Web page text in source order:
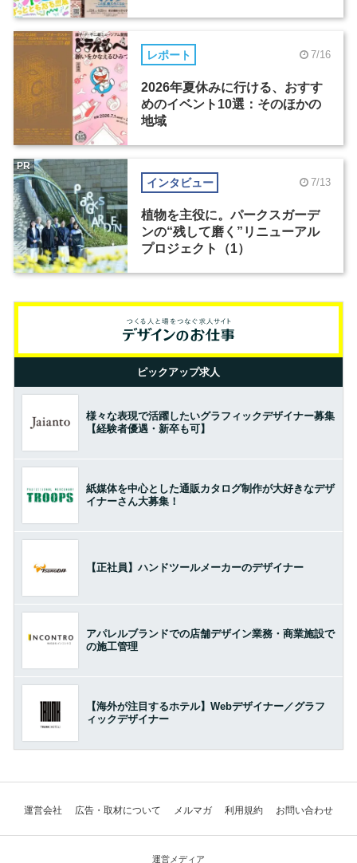
レポート 7/16
2026年夏休みに行ける、おすす
めのイベント10選：そのほかの
地域
インタビュー 7/13
植物を主役に。パークスガーデ
ンの“残して磨く”リニューアル
プロジェクト（1）
PR
ピックアップ求人
様々な表現で活躍したいグラフィックデザイナー募集
【経験者優遇・新卒も可】
紙媒体を中心とした通販カタログ制作が大好きなデザ
イナーさん大募集！
【正社員】ハンドツールメーカーのデザイナー
アパレルブランドでの店舗デザイン業務・商業施設で
の施工管理
【海外が注目するホテル】Webデザイナー／グラフ
ィックデザイナー
運営会社 広告・取材について メルマガ 利用規約 お問い合わせ
運営メディア